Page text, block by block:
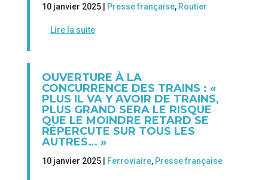
10 janvier 2025 | Presse française, Routier
Lire la suite
OUVERTURE À LA
CONCURRENCE DES TRAINS : «
PLUS IL VA Y AVOIR DE TRAINS,
PLUS GRAND SERA LE RISQUE
QUE LE MOINDRE RETARD SE
RÉPERCUTE SUR TOUS LES
AUTRES… »
10 janvier 2025 | Ferroviaire, Presse française